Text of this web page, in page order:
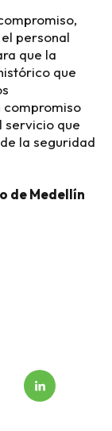
personal
que la
que
compromiso
servicio que
la seguridad
de Medellín